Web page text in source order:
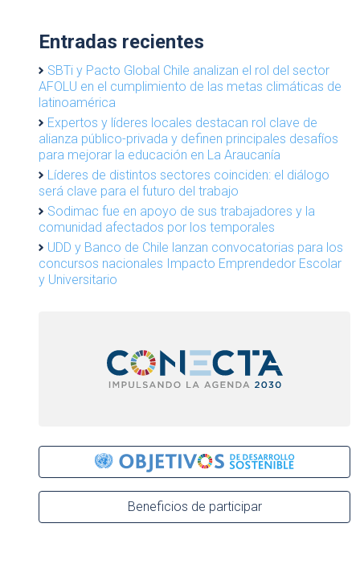
Entradas recientes
SBTi y Pacto Global Chile analizan el rol del sector
AFOLU en el cumplimiento de las metas climáticas de
latinoamérica
Expertos y líderes locales destacan rol clave de
alianza público-privada y definen principales desafíos
para mejorar la educación en La Araucanía
Líderes de distintos sectores coinciden: el diálogo
será clave para el futuro del trabajo
Sodimac fue en apoyo de sus trabajadores y la
comunidad afectados por los temporales
UDD y Banco de Chile lanzan convocatorias para los
concursos nacionales Impacto Emprendedor Escolar
y Universitario
Beneficios de participar